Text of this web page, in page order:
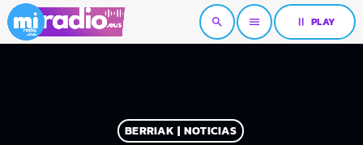
search menu pause PLAY
BERRIAK | NOTICIAS